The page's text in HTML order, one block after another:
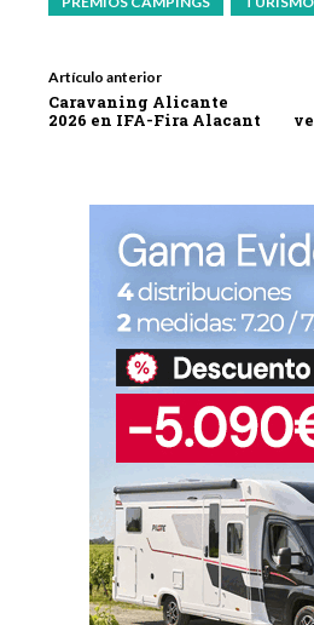
Artículo anterior
Caravaning Alicante
2026 en IFA-Fira Alacant